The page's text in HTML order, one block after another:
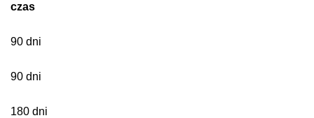
czas
90 dni
90 dni
180 dni